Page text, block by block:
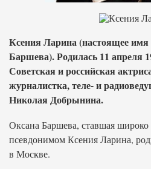
Ксения Ларина (настоящее
Баршева). Родилась 11 апреля
Советская и российская
журналистка, теле- и
Николая Добрынина.
Оксана Баршева, ставшая широко
псевдонимом Ксения Ларина,
в Москве.